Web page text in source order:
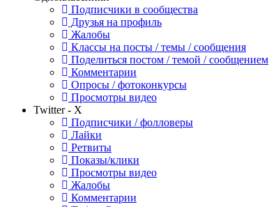
Подписчики в сообщества
Друзья на профиль
Жалобы
Классы на посты / темы / сообщения
Поделиться постом / темой / сообщением
Комментарии
Опросы / фотоконкурсы
Просмотры видео
Twitter - X
Подписчики / фолловеры
Лайки
Ретвиты
Показы/клики
Просмотры видео
Жалобы
Комментарии